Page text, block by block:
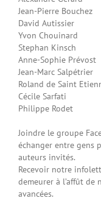
Jean-Pierre Bouchez
David Autissier
Yvon Chouinard
Stephan Kinsch
Anne-Sophie Prévost
Jean-Marc Salpétrier
Roland de Saint
Cécile Sarfati
Philippe Rodet
Joindre le groupe
échanger entre gens
auteurs invités.
Recevoir notre
demeurer à l’affût de
avancées.